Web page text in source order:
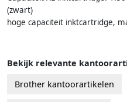
(zwart)
hoge capaciteit inktcartridge,
Bekijk relevante
Brother kantoorartikelen